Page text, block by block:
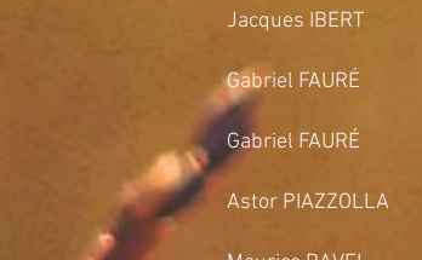
Jacques
Gabriel
Gabriel
Astor